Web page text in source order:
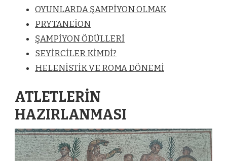
OYUNLARDA ŞAMPİYON OLMAK
PRYTANEİON
ŞAMPİYON ÖDÜLLERİ
SEYİRCİLER KİMDİ?
HELENİSTİK VE ROMA DÖNEMİ
ATLETLERİN
HAZIRLANMASI